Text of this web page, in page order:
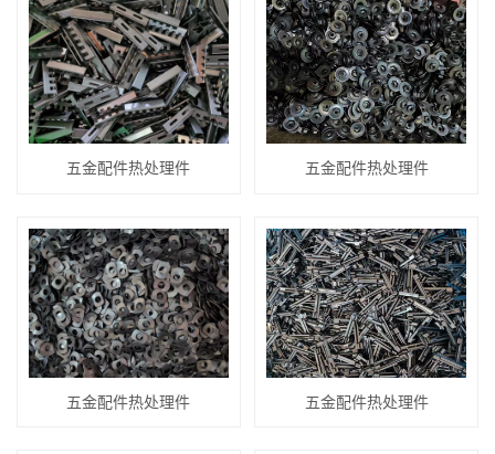
五金配件热处理件 五金配件热处理件
五金配件热处理件 五金配件热处理件